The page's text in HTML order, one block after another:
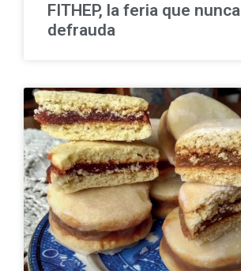
FITHEP, la feria que nunca
defrauda